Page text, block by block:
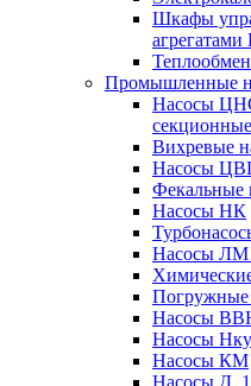
Шкафы
Промышленные
Насосы
секционные
Вихревые
Насосы
Фекальные
Насосы НК
Насосы ЛМ
Насосы
Насосы Нку
Насосы КМ
Насосы Д,